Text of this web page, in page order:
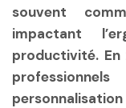
souvent
impactant
productivité. En